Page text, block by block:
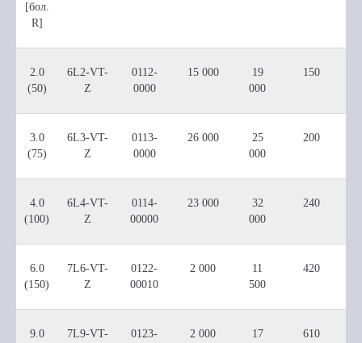
[бол.
R]
2.0
(50)
6L2-VT-
Z
0112-
0000
15 000
19
000
150
3.0
(75)
6L3-VT-
Z
0113-
0000
26 000
25
000
200
4.0
(100)
6L4-VT-
Z
0114-
00000
23 000
32
000
240
6.0
(150)
7L6-VT-
Z
0122-
00010
2 000
11
500
420
9.0 7L9-VT- 0123- 2 000 17 610